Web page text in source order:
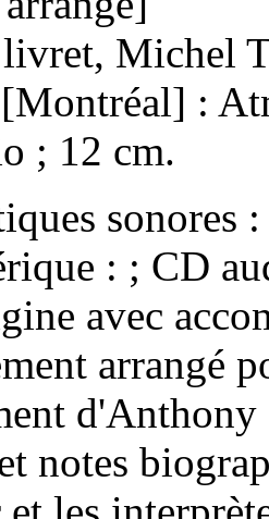
Michel
:
; 12 cm.
sonores
: ; CD
avec
arrangé
notes